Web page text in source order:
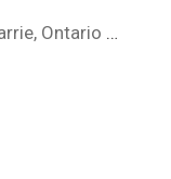
Ontario …